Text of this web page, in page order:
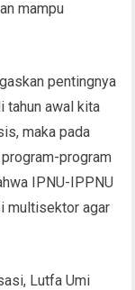
mampu
pentingnya
tahun awal kita
maka pada
program
IPNU-IPPNU
multisektor agar
Lutfa Umi